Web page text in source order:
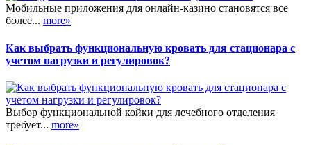
Мобильные приложения для онлайн-казино становятся все
более... more»
Как выбрать функциональную кровать для стационара с
учетом нагрузки и регулировок?
Выбор функциональной койки для лечебного отделения
требует... more»